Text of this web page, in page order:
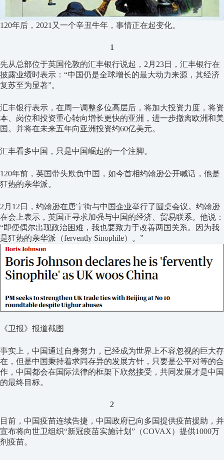
120年后，2021又一个辛丑牛年，事情正在起变化。
1
先从总部位于英国伦敦的汇丰银行说起，2月23日，汇丰银行在
披露业绩时表示：“中国仍是全球增长的最大动力来源，其经济
复苏至为显著”。
汇丰银行表示，在周一调整多位高层后，将加大投资力度，将资
本、岗位和投资重心转向增长更快的亚洲，进一步撤离欧洲和美
国。并将在未来五年向亚洲投资约60亿美元。
汇丰看多中国，只是中国崛起的一个注脚。
120年前，英国带头欺负中国，如今首相约翰逊公开喊话，他是
狂热的亲华派。
2月12日，约翰逊在唐宁街与中国企业举行了圆桌会议。约翰逊
在会上表示，英国正寻求加强与中国的经济、贸易联系。他说：
“即便偶尔出现政治困难，我也要致力于改善两国关系。因为我
是狂热的亲华派（fervently Sinophile）。”
《卫报》报道截图
事实上，中国通过自身努力，已经成为世界上不容忽视的巨大存
在，但是中国秉持着求同存异的发展方针，只要是公平对等的合
作，中国都会在国际法律的框架下欣然接受，共同发展才是中国
的最终目标。
2
目前，中国疫苗连续告捷，中国政府已向多国提供疫苗援助，并
宣布将向世卫组织“新冠疫苗实施计划”（COVAX）提供1000万
剂疫苗。